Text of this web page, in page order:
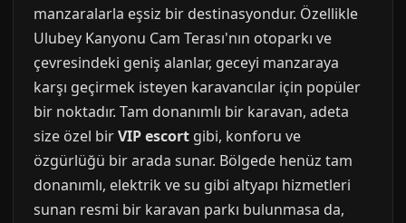
manzaralarla eşsiz bir destinasyondur. Özellikle
Ulubey Kanyonu Cam Terası'nın otoparkı ve
çevresindeki geniş alanlar, geceyi manzaraya
karşı geçirmek isteyen karavancılar için popüler
bir noktadır. Tam donanımlı bir karavan, adeta
size özel birVIP escort gibi, konforu ve
özgürlüğü bir arada sunar. Bölgede henüz tam
donanımlı, elektrik ve su gibi altyapı hizmetleri
sunan resmi bir karavan parkı bulunmasa da,